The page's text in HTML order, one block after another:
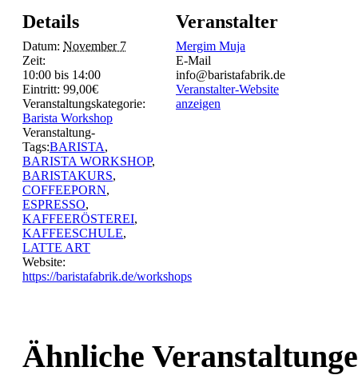
Details
Datum: November 7
Zeit:
10:00 bis 14:00
Eintritt: 99,00€
Veranstaltungskategorie:
Barista Workshop
Veranstaltung-
Tags:BARISTA,
BARISTA WORKSHOP,
BARISTAKURS,
COFFEEPORN,
ESPRESSO,
KAFFEERÖSTEREI,
KAFFEESCHULE,
LATTE ART
Website:
https://baristafabrik.de/workshops
Veranstalter
Mergim Muja
E-Mail
info@baristafabrik.de
Veranstalter-Website
anzeigen
Ähnliche